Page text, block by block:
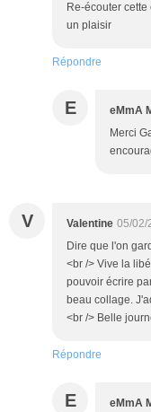
Re-écouter
un plaisir
Répondre
E eMmA
Merci
V Valentine 05/02/
Dire que l'on
<br /> Vive la
pouvoir écrire
beau collage.
<br /> Belle
Répondre
E eMmA